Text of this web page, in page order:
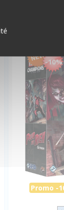
Marvel
-10%
Promo -